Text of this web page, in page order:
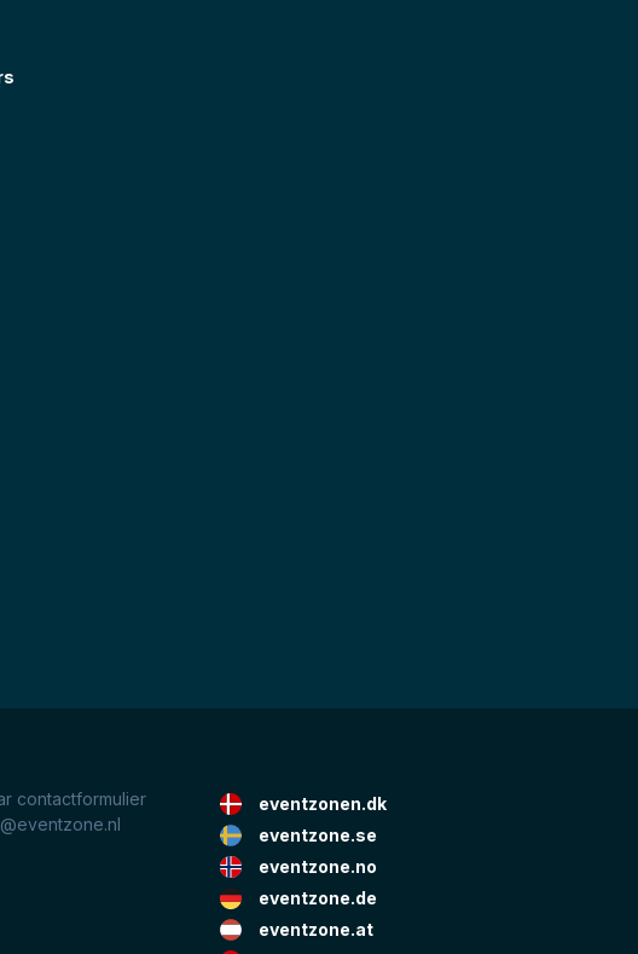
contactformulier
eventzonen.dk
eventzone.se
eventzone.no
eventzone.de
eventzone.at